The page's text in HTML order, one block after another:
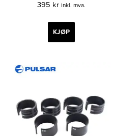
395 kr inkl. mva.
KJØP